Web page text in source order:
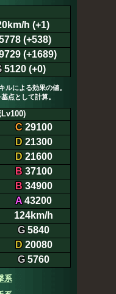
h (+1)
(+538)
(+1689)
5120 (+0)
による効果の値。
点として計算。
C29100
D21300
D21600
B37100
B34900
A43200
124km/h
G5840
D20080
G5760
系